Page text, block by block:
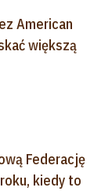
American
większą
Federację
kiedy to